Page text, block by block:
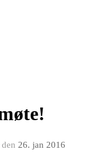
den 26. jan 2016